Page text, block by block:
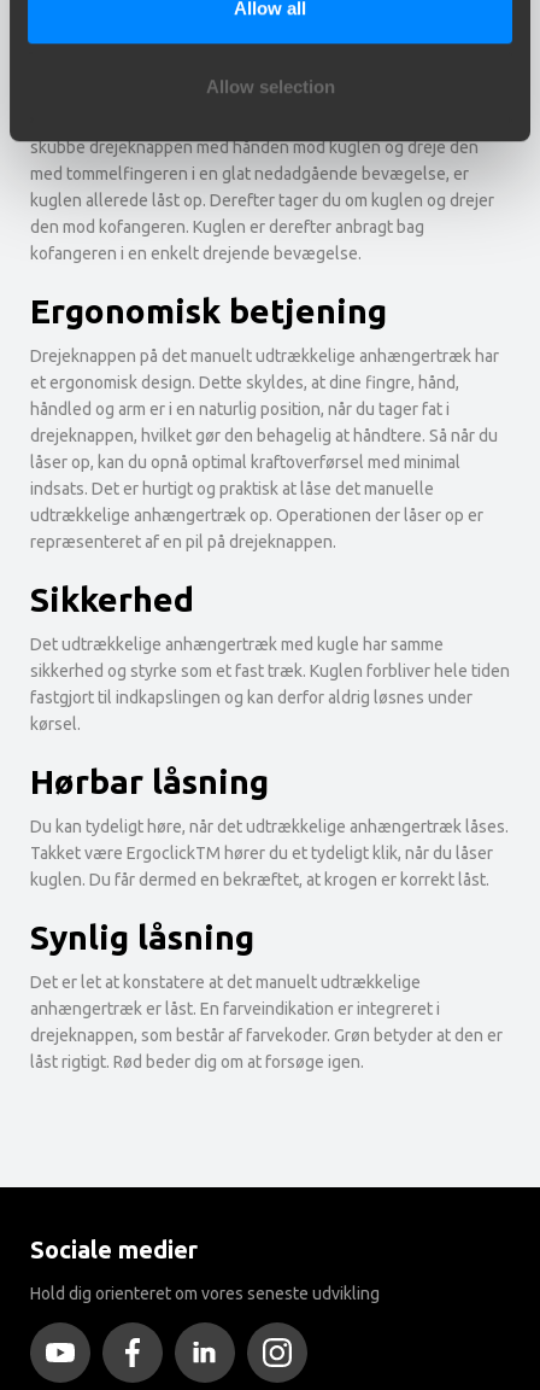
Allow all
Allow selection
enkel. Ved at trække et håndtag under bilen gemmes kuglen
bag kofangeren. For at trække kuglen tilbage, skal den bare
trækkrogen en let opadgående bevægelse, indtil den låses med
skubbe drejeknappen med hånden mod kuglen og dreje den
med tommelfingeren i en glat nedadgående bevægelse, er
kuglen allerede låst op. Derefter tager du om kuglen og drejer
den mod kofangeren. Kuglen er derefter anbragt bag
kofangeren i en enkelt drejende bevægelse.
Ergonomisk betjening
Drejeknappen på det manuelt udtrækkelige anhængertræk har
et ergonomisk design. Dette skyldes, at dine fingre, hånd,
håndled og arm er i en naturlig position, når du tager fat i
drejeknappen, hvilket gør den behagelig at håndtere. Så når du
låser op, kan du opnå optimal kraftoverførsel med minimal
indsats. Det er hurtigt og praktisk at låse det manuelle
udtrækkelige anhængertræk op. Operationen der låser op er
repræsenteret af en pil på drejeknappen.
Sikkerhed
Det udtrækkelige anhængertræk med kugle har samme
sikkerhed og styrke som et fast træk. Kuglen forbliver hele tiden
fastgjort til indkapslingen og kan derfor aldrig løsnes under
kørsel.
Hørbar låsning
Du kan tydeligt høre, når det udtrækkelige anhængertræk låses.
Takket være ErgoclickTM hører du et tydeligt klik, når du låser
kuglen. Du får dermed en bekræftet, at krogen er korrekt låst.
Synlig låsning
Det er let at konstatere at det manuelt udtrækkelige
anhængertræk er låst. En farveindikation er integreret i
drejeknappen, som består af farvekoder. Grøn betyder at den er
låst rigtigt. Rød beder dig om at forsøge igen.
Sociale medier
Hold dig orienteret om vores seneste udvikling